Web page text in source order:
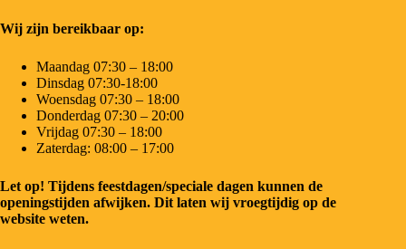
Wij zijn bereikbaar op:
Maandag 07:30 – 18:00
Dinsdag 07:30-18:00
Woensdag 07:30 – 18:00
Donderdag 07:30 – 20:00
Vrijdag 07:30 – 18:00
Zaterdag: 08:00 – 17:00
Let op! Tijdens feestdagen/speciale dagen kunnen de
openingstijden afwijken. Dit laten wij vroegtijdig op de
website weten.